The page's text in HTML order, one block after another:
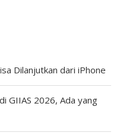
Dilanjutkan dari iPhone
GIIAS 2026, Ada yang